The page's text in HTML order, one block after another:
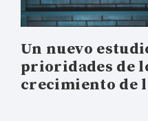
Un nuevo
prioridades de
crecimiento de